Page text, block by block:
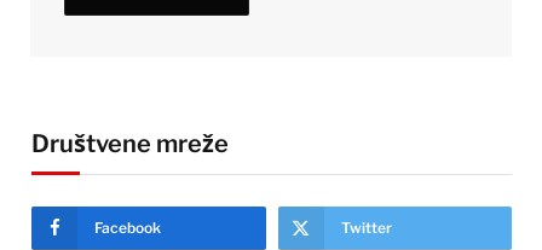
Društvene mreže
Facebook Twitter